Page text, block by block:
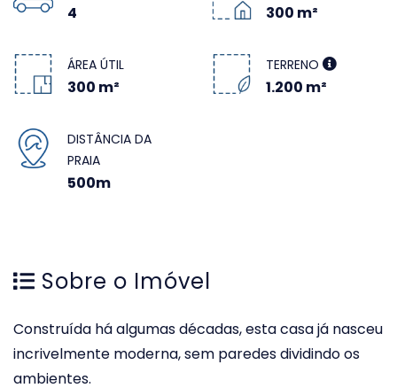
4 300 m²
ÁREA ÚTIL
300 m²
TERRENO
1.200 m²
DISTÂNCIA DA
PRAIA
500m
Sobre o Imóvel
Construída há algumas décadas, esta casa já nasceu
incrivelmente moderna, sem paredes dividindo os
ambientes.